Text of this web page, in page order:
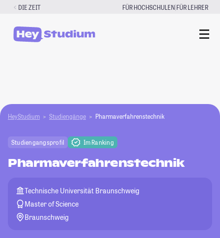
Zum
springen
DIE ZEIT FÜR HOCHSCHULEN|FÜR LEHRER
HeyStudium Studiengänge Pharmaverfahrenstechnik
Studiengangsprofil Im Ranking
Pharmaverfahrenstechnik
Technische Universität Braunschweig
Master of Science
Braunschweig